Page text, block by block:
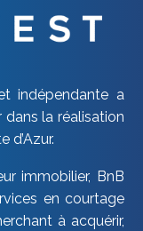
indépendante a
la réalisation
d’Azur.
immobilier, BnB
en courtage
à acquérir,